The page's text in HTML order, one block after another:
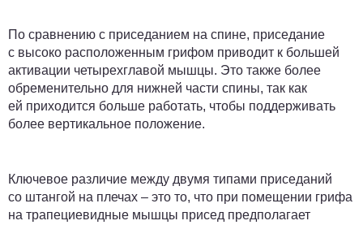
По сравнению с приседанием на спине, приседание
с высоко расположенным грифом приводит к большей
активации четырехглавой мышцы. Это также более
обременительно для нижней части спины, так как
ей приходится больше работать, чтобы поддерживать
более вертикальное положение.
Ключевое различие между двумя типами приседаний
со штангой на плечах – это то, что при помещении грифа
на трапециевидные мышцы присед предполагает